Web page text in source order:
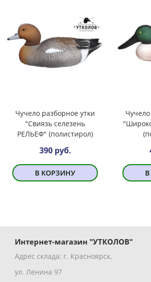
Чучело разборное утки
"Свиязь селезень
РЕЛЬЕФ" (полистирол)
390 руб.
В КОРЗИНУ
Интернет-магазин "УТКОЛОВ"
Адрес склада: г. Красноярск,
ул. Ленина 97